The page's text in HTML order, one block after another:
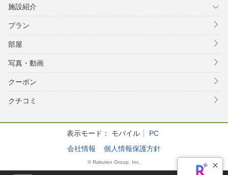
施設紹介
プラン
部屋
写真・動画
クーポン
クチコミ
表示モード： モバイル
PC
会社情報
個人情報保護方針
© Rakuten Group, Inc.